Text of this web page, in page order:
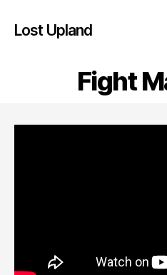
Lost Upland
Fight